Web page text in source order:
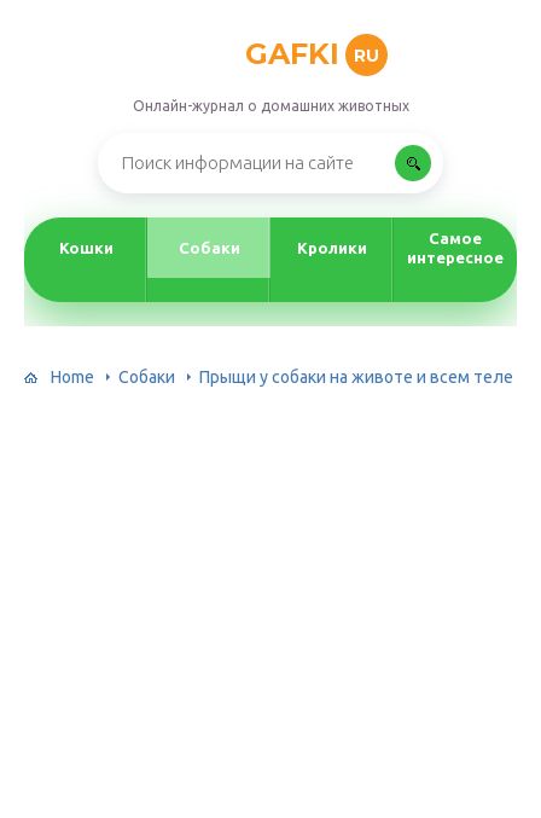
GAFKI RU
Онлайн-журнал о домашних животных
Кошки Собаки Кролики
Самое
интересное
Home Собаки Прыщи у собаки на животе и всем теле